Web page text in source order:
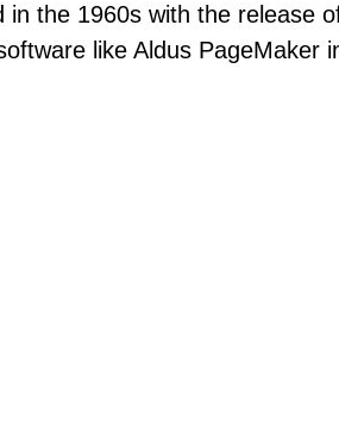
in the 1960s with the release
like Aldus PageMaker